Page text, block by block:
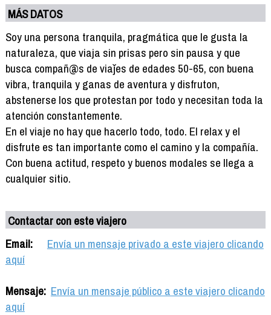
MÁS DATOS
Soy una persona tranquila, pragmática que le gusta la
naturaleza, que viaja sin prisas pero sin pausa y que
busca compañ@s de viaǰes de edades 50-65, con buena
vibra, tranquila y ganas de aventura y disfruton,
abstenerse los que protestan por todo y necesitan toda la
atención constantemente.
En el viaje no hay que hacerlo todo, todo. El relax y el
disfrute es tan importante como el camino y la compañía.
Con buena actitud, respeto y buenos modales se llega a
cualquier sitio.
Contactar con este viajero
Email:
Envía un mensaje privado a este viajero clicando
aquí
Mensaje: Envía un mensaje público a este viajero clicando
aquí